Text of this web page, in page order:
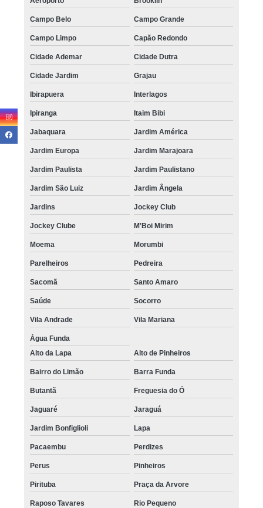
Campo Belo Campo Grande
Campo Limpo Capão Redondo
Cidade Ademar Cidade Dutra
Cidade Jardim Grajau
Ibirapuera Interlagos
Ipiranga Itaim Bibi
Jabaquara Jardim América
Jardim Europa Jardim Marajoara
Jardim Paulista Jardim Paulistano
Jardim São Luiz Jardim Ângela
Jardins Jockey Club
Jockey Clube M'Boi Mirim
Moema Morumbi
Parelheiros Pedreira
Sacomã Santo Amaro
Saúde Socorro
Vila Andrade Vila Mariana
Água Funda
Alto da Lapa
Alto de Pinheiros
Bairro do Limão Barra Funda
Butantã Freguesia do Ó
Jaguaré Jaraguá
Jardim Bonfiglioli Lapa
Pacaembu Perdizes
Perus Pinheiros
Pirituba Praça da Arvore
Raposo Tavares Rio Pequeno